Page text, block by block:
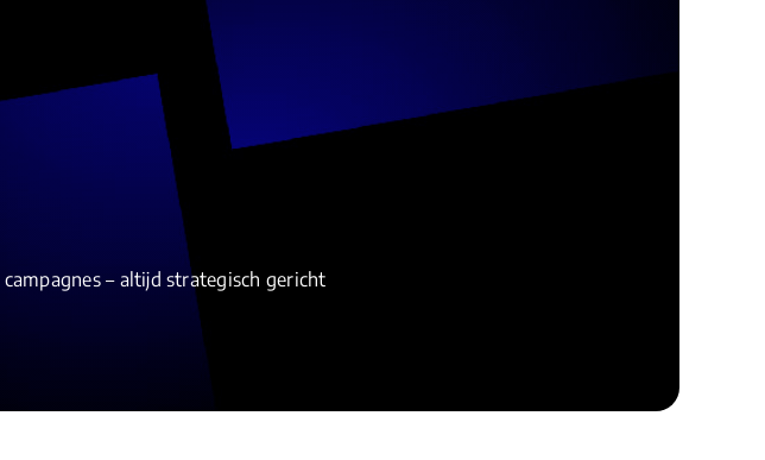
– altijd strategisch gericht